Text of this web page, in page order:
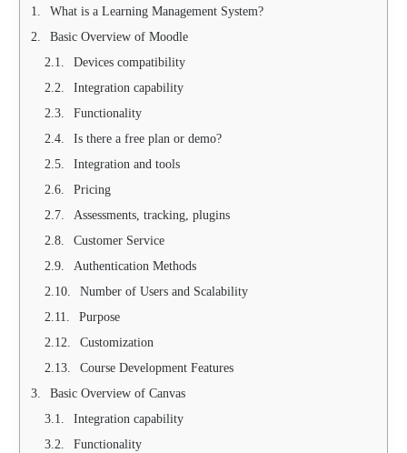
What is a Learning Management System?
Basic Overview of Moodle
Devices compatibility
Integration capability
Functionality
Is there a free plan or demo?
Integration and tools
Pricing
Assessments, tracking, plugins
Customer Service
Authentication Methods
Number of Users and Scalability
Purpose
Customization
Course Development Features
Basic Overview of Canvas
Integration capability
Functionality